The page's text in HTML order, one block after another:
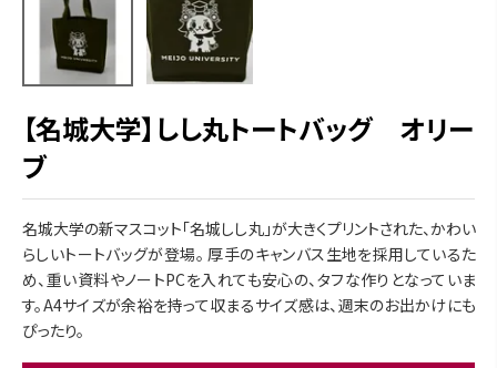
【名城大学】しし丸トートバッグ オリー
ブ
名城大学の新マスコット「名城しし丸」が大きくプリントされた、かわい
らしいトートバッグが登場。 厚手のキャンバス生地を採用しているた
め、重い資料やノートPCを入れても安心の、タフな作りとなっていま
す。A4サイズが余裕を持って収まるサイズ感は、週末のお出かけにも
ぴったり。